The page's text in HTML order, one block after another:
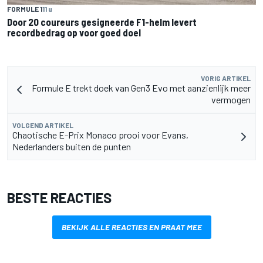
FORMULE 111 u
Door 20 coureurs gesigneerde F1-helm levert
recordbedrag op voor goed doel
VORIG ARTIKEL
Formule E trekt doek van Gen3 Evo met aanzienlijk meer
vermogen
VOLGEND ARTIKEL
Chaotische E-Prix Monaco prooi voor Evans,
Nederlanders buiten de punten
BESTE REACTIES
BEKIJK ALLE REACTIES EN PRAAT MEE